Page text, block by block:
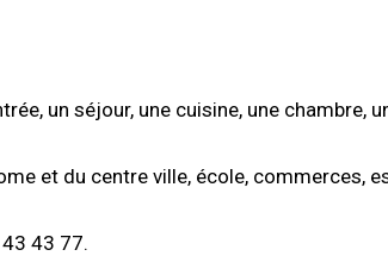
un séjour, une cuisine, une chambre,
et du centre ville, école, commerces,
43 77.